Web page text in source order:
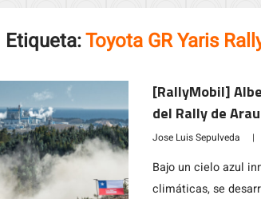
Etiqueta:Toyota GR Yaris
[RallyMobil]
del Rally de
Jose Luis Sepulveda |
Bajo un cielo azul
climáticas, se